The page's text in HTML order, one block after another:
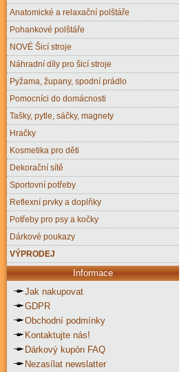
Anatomické a relaxační polštáře
Pohankové polštáře
NOVÉ Šicí stroje
Náhradní díly pro šicí stroje
Pyžama, župany, spodní prádlo
Pomocníci do domácnosti
Tašky, pytle, sáčky, magnety
Hračky
Kosmetika pro děti
Dekorační sítě
Sportovní potřeby
Reflexní prvky a doplňky
Potřeby pro psy a kočky
Dárkové poukazy
VÝPRODEJ
Informace
Jak nakupovat
GDPR
Obchodní podmínky
Kontaktujte nás!
Dárkový kupón FAQ
Nezasílat newslatter